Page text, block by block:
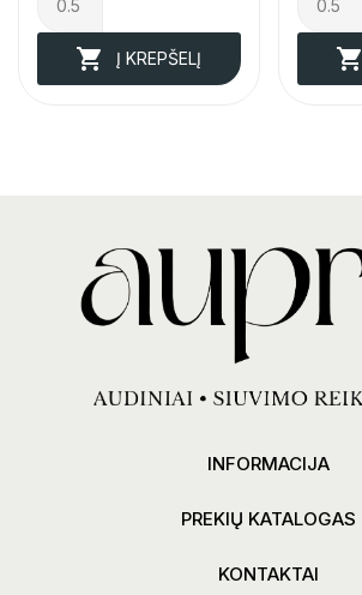
 Į KREPŠELĮ 
INFORMACIJA
PREKIŲ KATALOGAS
KONTAKTAI